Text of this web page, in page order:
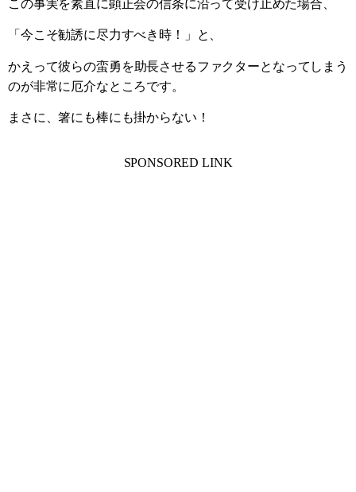
この事実を素直に顕正会の信条に沿って受け止めた場合、
「今こそ勧誘に尽力すべき時！」と、
かえって彼らの蛮勇を助長させるファクターとなってしまう
のが非常に厄介なところです。
まさに、箸にも棒にも掛からない！
SPONSORED LINK